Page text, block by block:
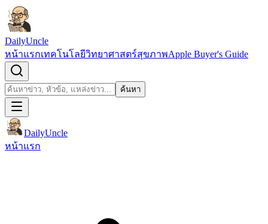
ข้ามไปยังเนื้อหา
DailyUncle
หน้าแรกเทคโนโลยีวิทยาศาสตร์สุขภาพApple Buyer's Guide
ค้นหา ค้นหา
DailyUncle
หน้าแรก